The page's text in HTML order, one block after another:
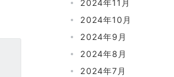
2024年11月
2024年10月
2024年9月
2024年8月
2024年7月